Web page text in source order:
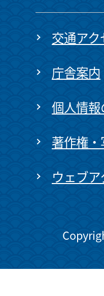
交通アク
庁舎案内
個人情
著作権
ウェブ